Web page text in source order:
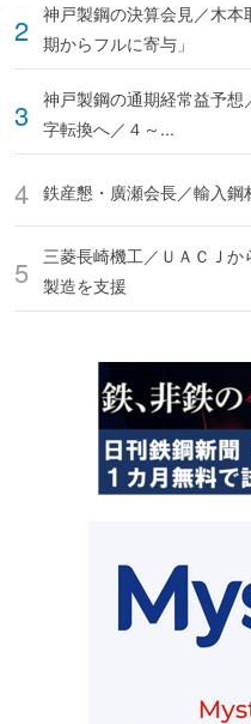
神戸製鋼の決算会見／木
期からフルに寄与」
神戸製鋼の通期経常益予
字転換へ／４～...
鉄産懇・廣瀬会長／輸入鋼
三菱長崎機工／ＵＡＣＪ
製造を支援